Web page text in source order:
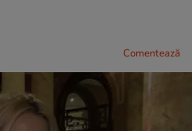
Comentează